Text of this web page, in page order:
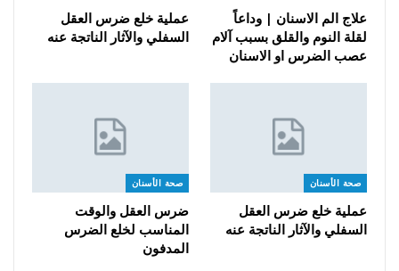
علاج الم الاسنان | وداعاً
لقلة النوم والقلق بسبب آلام
عصب الضرس او الاسنان
عملية خلع ضرس العقل
السفلي والآثار الناتجة عنه
صحة الأسنان
عملية خلع ضرس العقل
السفلي والآثار الناتجة عنه
صحة الأسنان
ضرس العقل والوقت
المناسب لخلع الضرس
المدفون